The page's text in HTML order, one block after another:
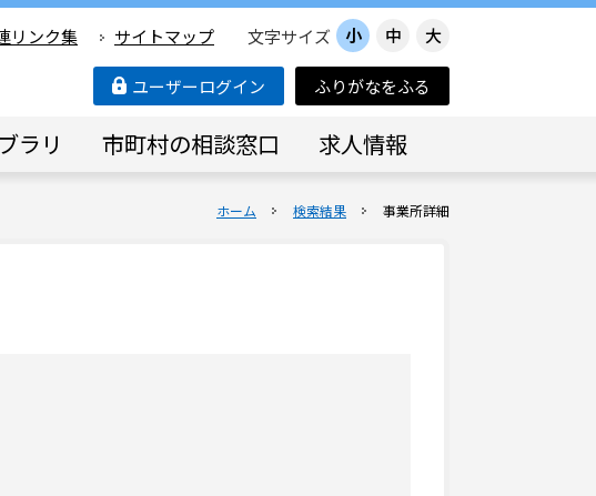
リンク集 サイトマップ 文字サイズ 小 中 大
ユーザーログイン ふりがなをふる
ラリ 市町村の相談窓口 求人情報
ホーム 検索結果 事業所詳細